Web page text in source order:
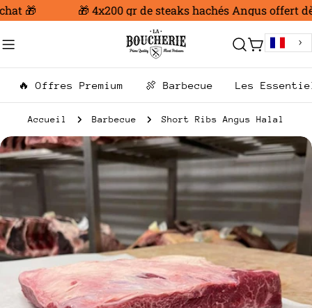
Aller
contenu
🎁 🎁 4x200 gr de steaks hachés Angus offert
Chariot
🔥 Offres Premium 🍖 Barbecue Les
Accueil Barbecue Short Ribs Angus Halal
Passer
aux
informations
le
produit
le média 0 en mode modal